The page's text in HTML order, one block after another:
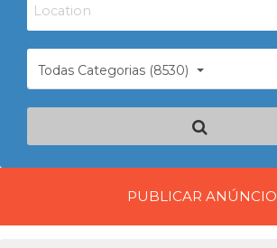
Todas Categorias (8530)
PUBLICAR ANÚNCIO